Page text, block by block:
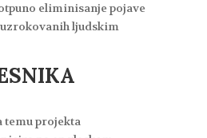
eliminisanje pojave
ljudskim
temu projekta